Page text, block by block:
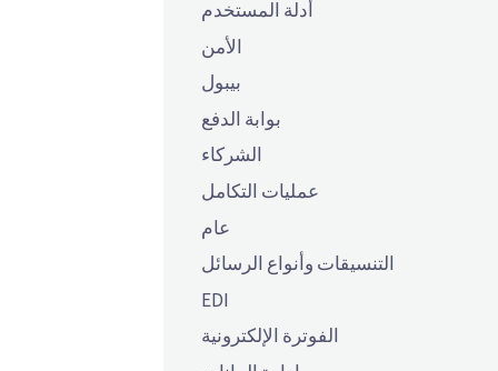
أدلة المستخدم
الأمن
بيبول
بوابة الدفع
الشركاء
عمليات التكامل
عام
التنسيقات وأنواع الرسائل
EDI
الفوترة الإلكترونية